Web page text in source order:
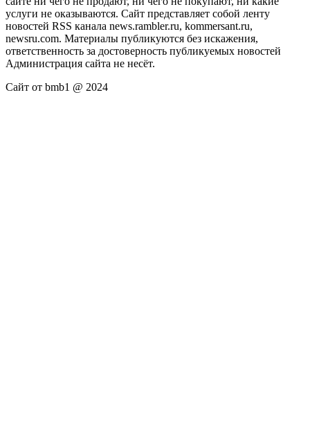
услуги не оказываются. Сайт представляет собой ленту
новостей RSS канала news.rambler.ru, kommersant.ru,
newsru.com. Материалы публикуются без искажения,
ответственность за достоверность публикуемых новостей
Администрация сайта не несёт.
Сайт от bmb1 @ 2024